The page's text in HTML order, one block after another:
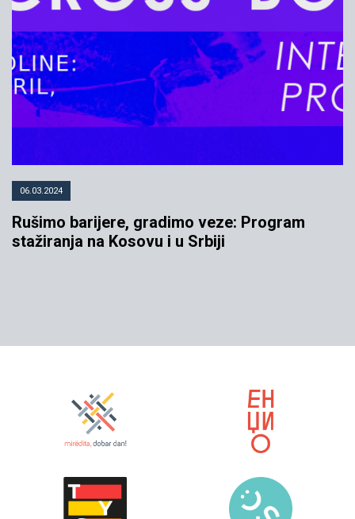
06.03.2024
Rušimo barijere, gradimo veze: Program
stažiranja na Kosovu i u Srbiji